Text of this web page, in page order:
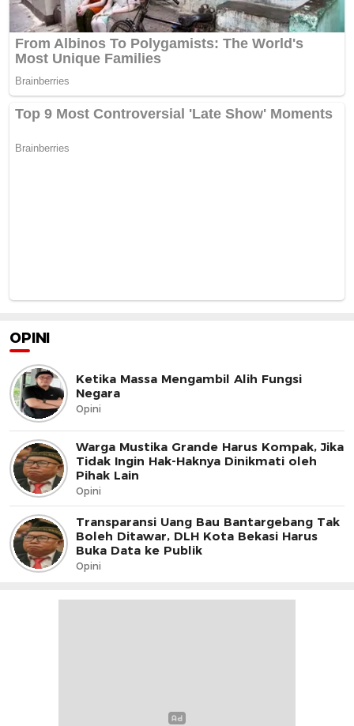
OPINI
Ketika Massa Mengambil Alih Fungsi
Negara
Opini
Warga Mustika Grande Harus Kompak, Jika
Tidak Ingin Hak-Haknya Dinikmati oleh
Pihak Lain
Opini
Transparansi Uang Bau Bantargebang Tak
Boleh Ditawar, DLH Kota Bekasi Harus
Buka Data ke Publik
Opini